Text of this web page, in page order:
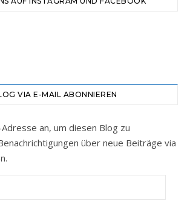
VIA E-MAIL ABONNIEREN
an, um diesen Blog zu
über neue Beiträge via